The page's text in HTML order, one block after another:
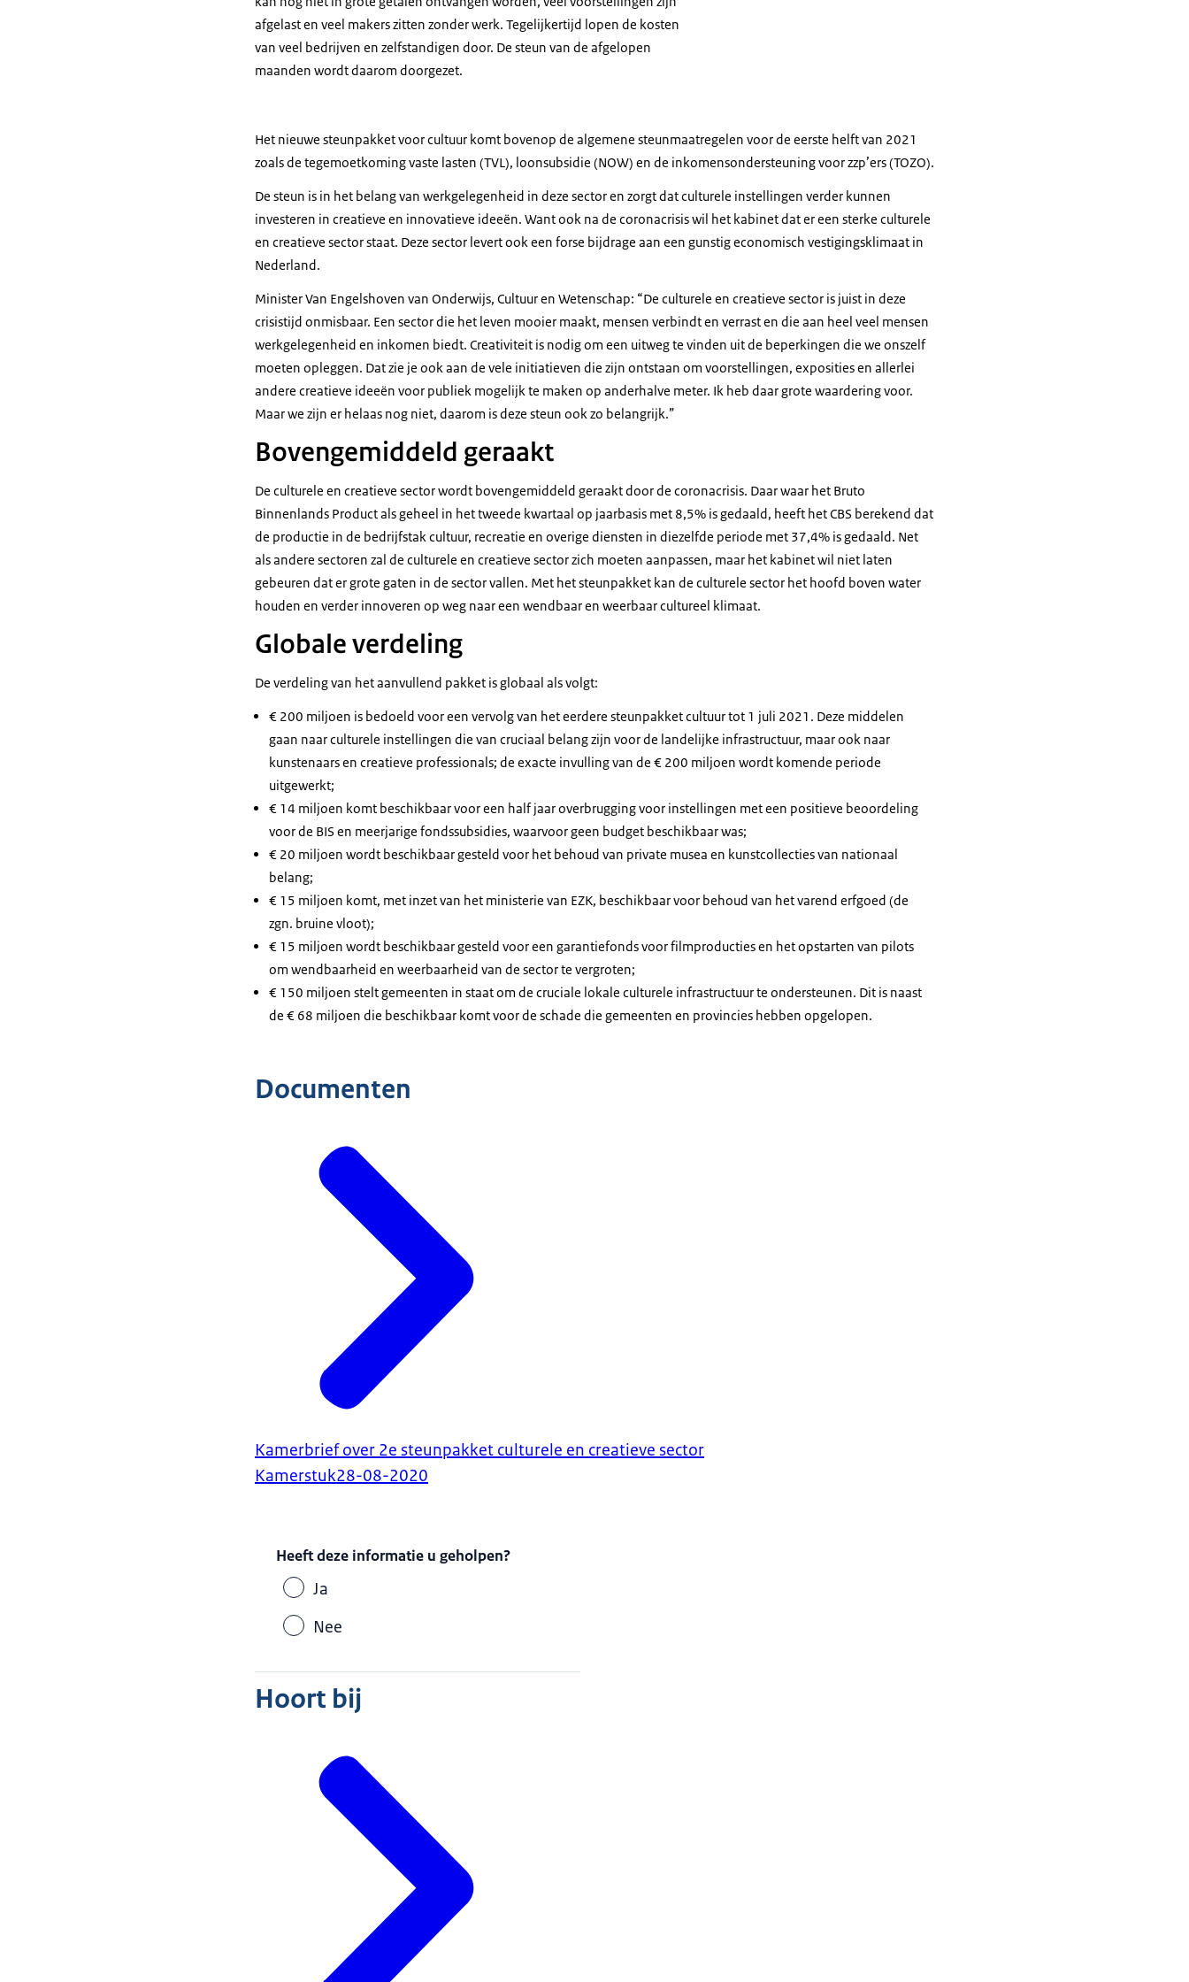
afgelast en veel makers zitten zonder werk. Tegelijkertijd lopen de kosten
van veel bedrijven en zelfstandigen door. De steun van de afgelopen
maanden wordt daarom doorgezet.
Het nieuwe steunpakket voor cultuur komt bovenop de algemene steunmaatregelen voor de eerste helft van 2021
zoals de tegemoetkoming vaste lasten (TVL), loonsubsidie (NOW) en de inkomensondersteuning voor zzp’ers (TOZO).
De steun is in het belang van werkgelegenheid in deze sector en zorgt dat culturele instellingen verder kunnen
investeren in creatieve en innovatieve ideeën. Want ook na de coronacrisis wil het kabinet dat er een sterke culturele
en creatieve sector staat. Deze sector levert ook een forse bijdrage aan een gunstig economisch vestigingsklimaat in
Nederland.
Minister Van Engelshoven van Onderwijs, Cultuur en Wetenschap: “De culturele en creatieve sector is juist in deze
crisistijd onmisbaar. Een sector die het leven mooier maakt, mensen verbindt en verrast en die aan heel veel mensen
werkgelegenheid en inkomen biedt. Creativiteit is nodig om een uitweg te vinden uit de beperkingen die we onszelf
moeten opleggen. Dat zie je ook aan de vele initiatieven die zijn ontstaan om voorstellingen, exposities en allerlei
andere creatieve ideeën voor publiek mogelijk te maken op anderhalve meter. Ik heb daar grote waardering voor.
Maar we zijn er helaas nog niet, daarom is deze steun ook zo belangrijk.”
Bovengemiddeld geraakt
De culturele en creatieve sector wordt bovengemiddeld geraakt door de coronacrisis. Daar waar het Bruto
Binnenlands Product als geheel in het tweede kwartaal op jaarbasis met 8,5% is gedaald, heeft het CBS berekend dat
de productie in de bedrijfstak cultuur, recreatie en overige diensten in diezelfde periode met 37,4% is gedaald. Net
als andere sectoren zal de culturele en creatieve sector zich moeten aanpassen, maar het kabinet wil niet laten
gebeuren dat er grote gaten in de sector vallen. Met het steunpakket kan de culturele sector het hoofd boven water
houden en verder innoveren op weg naar een wendbaar en weerbaar cultureel klimaat.
Globale verdeling
De verdeling van het aanvullend pakket is globaal als volgt:
€ 200 miljoen is bedoeld voor een vervolg van het eerdere steunpakket cultuur tot 1 juli 2021. Deze middelen
gaan naar culturele instellingen die van cruciaal belang zijn voor de landelijke infrastructuur, maar ook naar
kunstenaars en creatieve professionals; de exacte invulling van de € 200 miljoen wordt komende periode
uitgewerkt;
€ 14 miljoen komt beschikbaar voor een half jaar overbrugging voor instellingen met een positieve beoordeling
voor de BIS en meerjarige fondssubsidies, waarvoor geen budget beschikbaar was;
€ 20 miljoen wordt beschikbaar gesteld voor het behoud van private musea en kunstcollecties van nationaal
belang;
€ 15 miljoen komt, met inzet van het ministerie van EZK, beschikbaar voor behoud van het varend erfgoed (de
zgn. bruine vloot);
€ 15 miljoen wordt beschikbaar gesteld voor een garantiefonds voor filmproducties en het opstarten van pilots
om wendbaarheid en weerbaarheid van de sector te vergroten;
€ 150 miljoen stelt gemeenten in staat om de cruciale lokale culturele infrastructuur te ondersteunen. Dit is naast
de € 68 miljoen die beschikbaar komt voor de schade die gemeenten en provincies hebben opgelopen.
Documenten
Kamerbrief over 2e steunpakket culturele en creatieve sector
Kamerstuk28-08-2020
Heeft deze informatie u geholpen?
Ja
Nee
Hoort bij